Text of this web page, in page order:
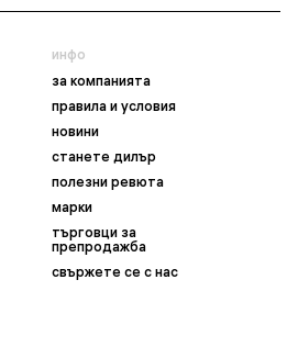
инфо
за компанията
правила и условия
новини
станете дилър
полезни ревюта
марки
търговци за
препродажба
свържете се с нас